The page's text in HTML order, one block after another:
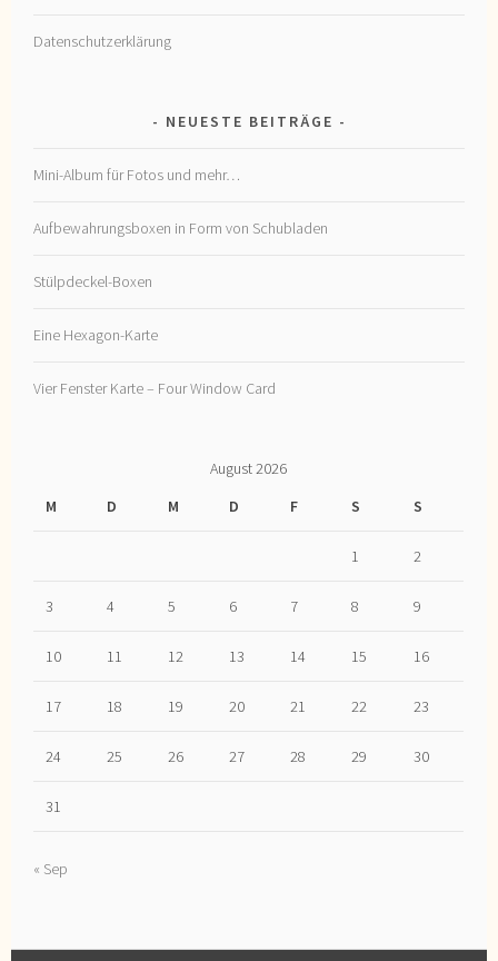
Datenschutzerklärung
NEUESTE BEITRÄGE
Mini-Album für Fotos und mehr…
Aufbewahrungsboxen in Form von Schubladen
Stülpdeckel-Boxen
Eine Hexagon-Karte
Vier Fenster Karte – Four Window Card
August 2026
M
D M D F S S
1 2
3 4 5 6 7 8 9
10 11 12 13 14 15 16
17 18 19 20 21 22 23
24 25 26 27 28 29 30
31
« Sep